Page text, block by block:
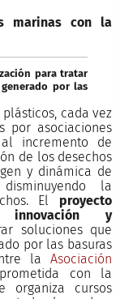
marinas con la
para tratar
por las
cada vez
por asociaciones
incremento de
de los desechos
y dinámica de
la
El proyecto
innovación y
soluciones que
por las basuras
laAsociación
con la
organiza cursos